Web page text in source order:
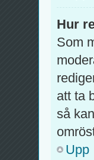
Hur
Som
att ta
så
Upp